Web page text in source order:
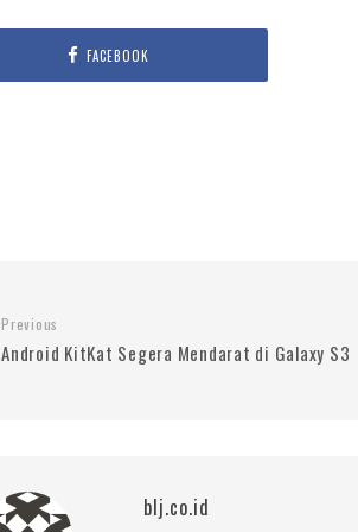
FACEBOOK
Previous
Android KitKat Segera Mendarat di Galaxy S3
blj.co.id